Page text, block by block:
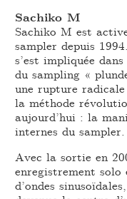
Sachiko M
Sachiko M est
sampler depuis
s’est impliquée
du sampling «
une rupture
la méthode
aujourd’hui : la
internes du sampler.
Avec la sortie en
enregistrement solo
d’ondes